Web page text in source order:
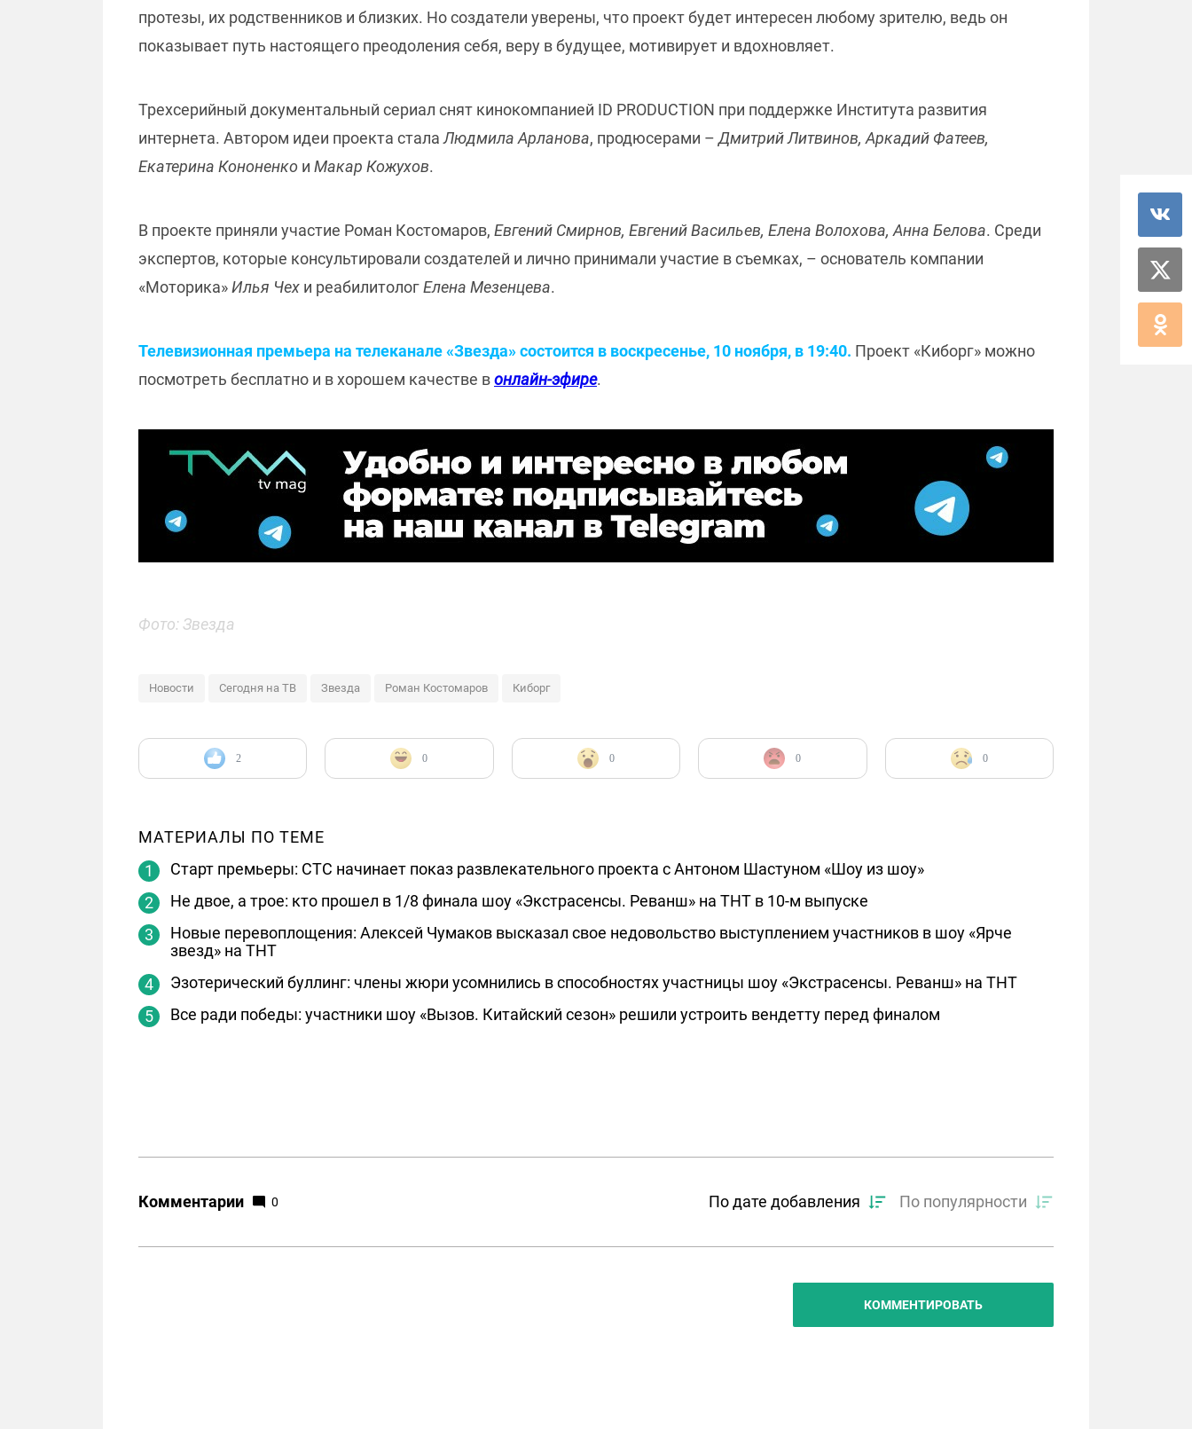
протезы, их родственников и близких. Но создатели уверены, что проект будет интересен любому зрителю, ведь он
показывает путь настоящего преодоления себя, веру в будущее, мотивирует и вдохновляет.
Трехсерийный документальный сериал снят кинокомпанией ID PRODUCTION при поддержке Института развития
интернета. Автором идеи проекта стала Людмила Арланова, продюсерами – Дмитрий Литвинов, Аркадий Фатеев,
Екатерина Кононенко и Макар Кожухов.
В проекте приняли участие Роман Костомаров, Евгений Смирнов, Евгений Васильев, Елена Волохова, Анна Белова. Среди
экспертов, которые консультировали создателей и лично принимали участие в съемках, – основатель компании
«Моторика»Илья Чех и реабилитологЕлена Мезенцева.
Телевизионная премьера на телеканале «Звезда» состоится в воскресенье, 10 ноября, в 19:40. Проект «Киборг» можно
посмотреть бесплатно и в хорошем качестве вонлайн-эфире.
Фото: Звезда
Новости Сегодня на ТВ Звезда Роман Костомаров Киборг
2 0 0 0 0
МАТЕРИАЛЫ ПО ТЕМЕ
Старт премьеры: СТС начинает показ развлекательного проекта с Антоном Шастуном «Шоу из шоу»
Не двое, а трое: кто прошел в 1/8 финала шоу «Экстрасенсы. Реванш» на ТНТ в 10-м выпуске
Новые перевоплощения: Алексей Чумаков высказал свое недовольство выступлением участников в шоу «Ярче
звезд» на ТНТ
Эзотерический буллинг: члены жюри усомнились в способностях участницы шоу «Экстрасенсы. Реванш» на ТНТ
Все ради победы: участники шоу «Вызов. Китайский сезон» решили устроить вендетту перед финалом
Комментарии 0 По дате добавления По популярности
КОММЕНТИРОВАТЬ